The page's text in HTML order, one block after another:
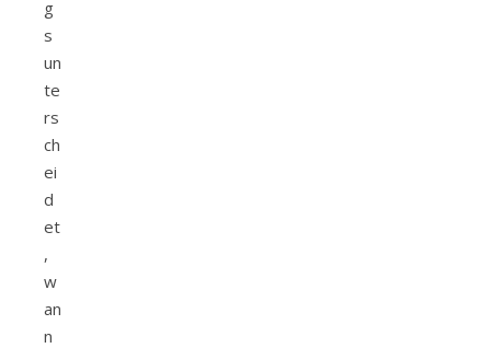
g
s
un
te
rs
ch
ei
d
et
,
w
an
n